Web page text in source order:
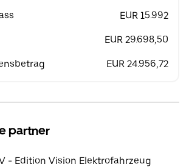
EUR 15.992
EUR 29.698,50
EUR 24.956,72
partner
- Edition Vision Elektrofahrzeug